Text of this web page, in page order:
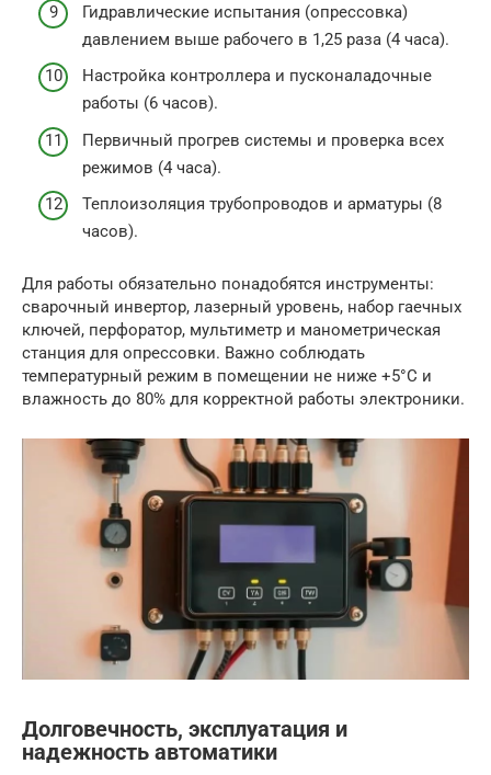
Гидравлические испытания (опрессовка)
давлением выше рабочего в 1,25 раза (4 часа).
Настройка контроллера и пусконаладочные
работы (6 часов).
Первичный прогрев системы и проверка всех
режимов (4 часа).
Теплоизоляция трубопроводов и арматуры (8
часов).
Для работы обязательно понадобятся инструменты:
сварочный инвертор, лазерный уровень, набор гаечных
ключей, перфоратор, мультиметр и манометрическая
станция для опрессовки. Важно соблюдать
температурный режим в помещении не ниже +5°C и
влажность до 80% для корректной работы электроники.
Долговечность, эксплуатация и
надежность автоматики